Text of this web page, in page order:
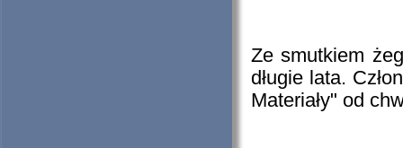
Ze smutkiem
długie lata.
Materiały" od